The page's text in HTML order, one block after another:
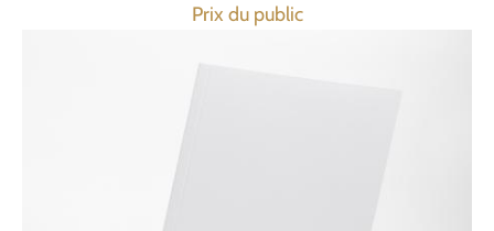
Prix du public